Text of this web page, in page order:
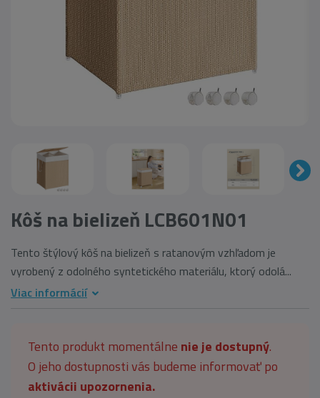
Kôš na bielizeň LCB601N01
Tento štýlový kôš na bielizeň s ratanovým vzhľadom je
vyrobený z odolného syntetického materiálu, ktorý odolá...
Viac informácií
Tento produkt momentálne nie je dostupný.
O jeho dostupnosti vás budeme informovať po
aktivácii upozornenia.